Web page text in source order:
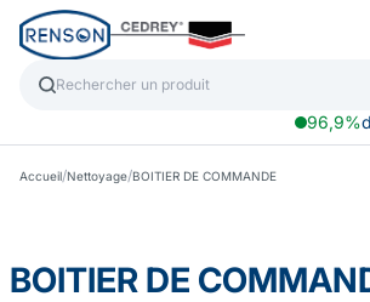
96,9%
Accueil/Nettoyage/BOITIER DE COMMANDE
BOITIER DE